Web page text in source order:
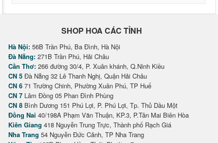
SHOP HOA CÁC TỈNH
Hà Nội: 56B Trần Phú, Ba Đình, Hà Nội
Đà Nẵng: 271B Trần Phú, Hải Châu
Cần Thơ: 266 đường 30/4, P. Xuân khánh, Q.Ninh Kiều
CN 5 Đà Nẵng 32 Lê Thanh Nghị, Quận Hải Châu
CN 6 71 Trường Chinh, Phường Xuân Phú, TP Huế
CN 7 Lâm Đồng 05 Phan Đình Phùng
CN 8 Bình Dương 151 Phú Lợi, P. Phú Lợi, Tp. Thủ Dầu Một
Đồng Nai 40/198A Phạm Văn Thuận, KP.3, P.Tân Mai Biên Hòa
Kiên Giang 418 Nguyễn Trung Trực, Thành phố Rạch Giá
Nha Trang 54 Nguyễn Đức Cảnh, TP Nha Trang